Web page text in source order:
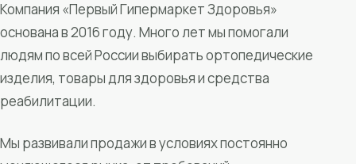
Компания «Первый Гипермаркет Здоровья»
основана в 2016 году. Много лет мы помогали
людям по всей России выбирать ортопедические
изделия, товары для здоровья и средства
реабилитации.
Мы развивали продажи в условиях постоянно